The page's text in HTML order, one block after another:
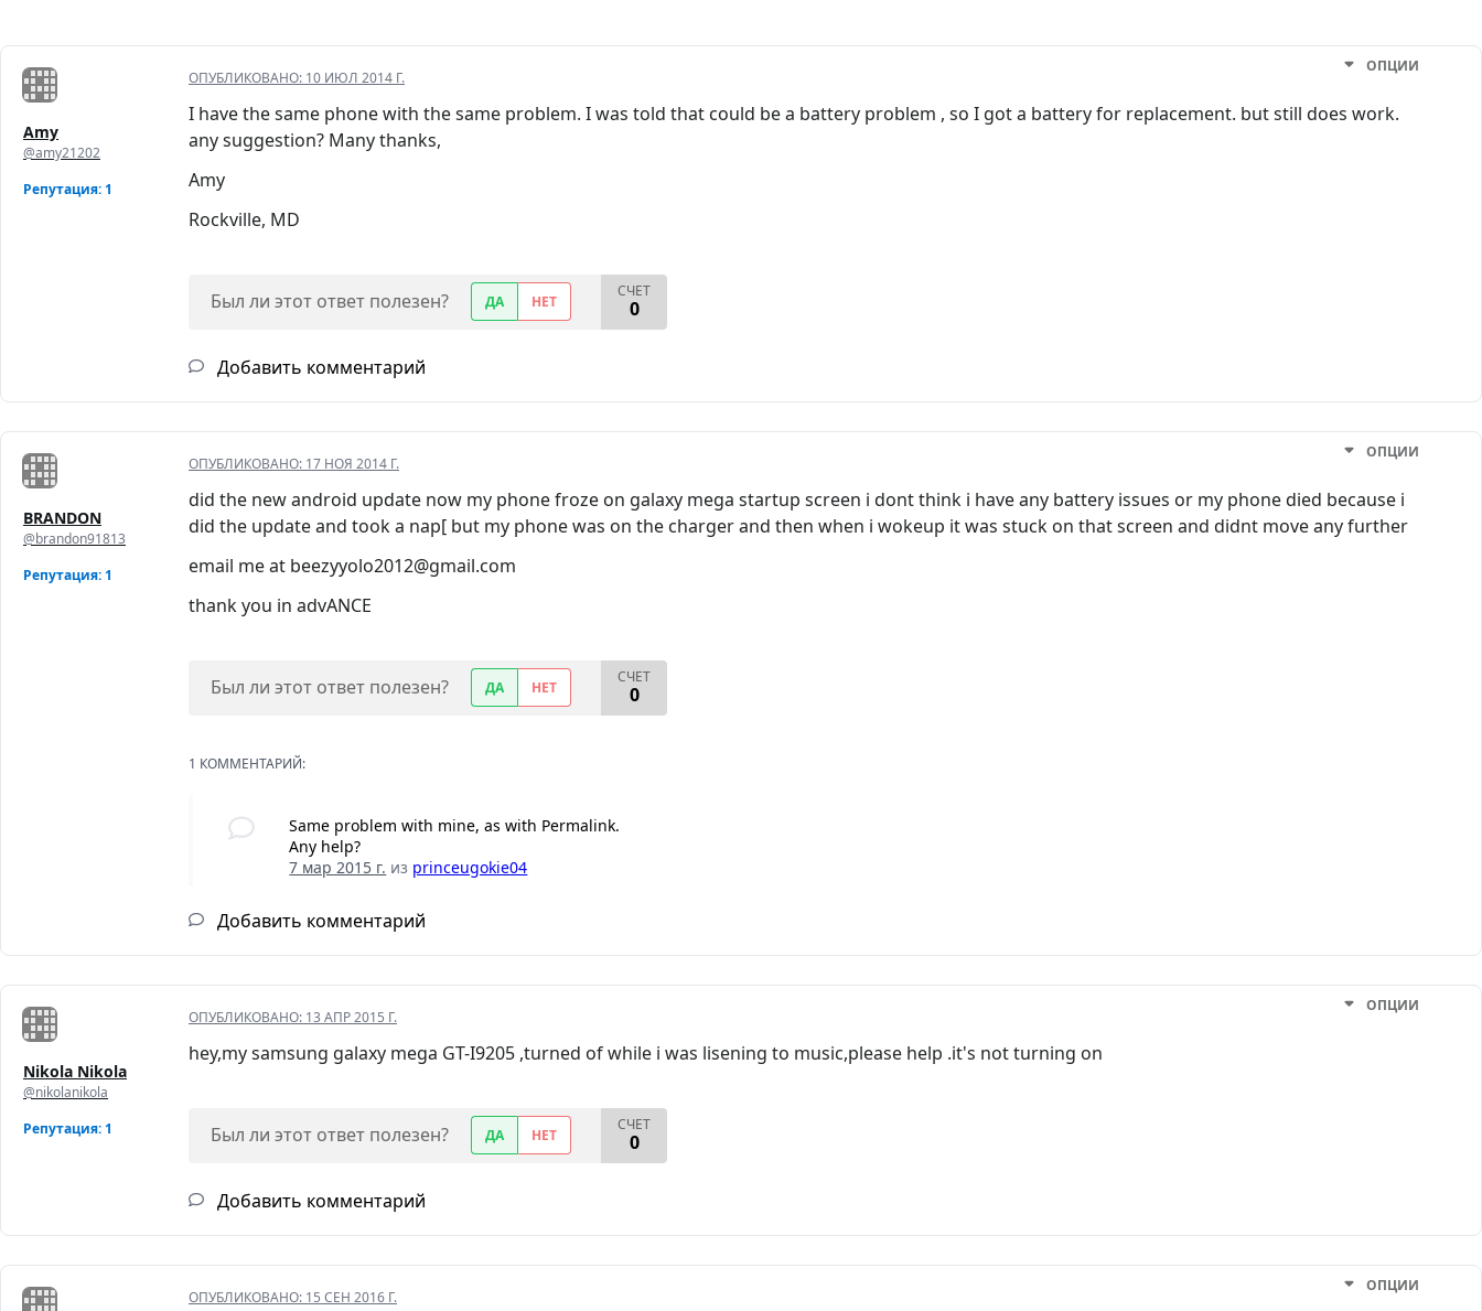
Amy
@amy21202
Репутация: 1
ОПУБЛИКОВАНО: 10 ИЮЛ 2014 Г.
ОПЦИИ
I have the same phone with the same problem. I was told that could be a battery problem , so I got a battery for replacement. but still does work.
any suggestion? Many thanks,
Amy
Rockville, MD
Был ли этот ответ полезен? ДА НЕТ
СЧЕТ
0
Добавить комментарий
BRANDON
@brandon91813
Репутация: 1
ОПУБЛИКОВАНО: 17 НОЯ 2014 Г.
ОПЦИИ
did the new android update now my phone froze on galaxy mega startup screen i dont think i have any battery issues or my phone died because i
did the update and took a nap[ but my phone was on the charger and then when i wokeup it was stuck on that screen and didnt move any further
email me at beezyyolo2012@gmail.com
thank you in advANCE
Был ли этот ответ полезен? ДА НЕТ
СЧЕТ
0
1 КОММЕНТАРИЙ:
Same problem with mine, as with Permalink.
Any help?
7 мар 2015 г. из princeugokie04
Добавить комментарий
Nikola Nikola
@nikolanikola
Репутация: 1
ОПУБЛИКОВАНО: 13 АПР 2015 Г.
ОПЦИИ
hey,my samsung galaxy mega GT-I9205 ,turned of while i was lisening to music,please help .it's not turning on
Был ли этот ответ полезен? ДА НЕТ
СЧЕТ
0
Добавить комментарий
ОПУБЛИКОВАНО: 15 СЕН 2016 Г.
ОПЦИИ